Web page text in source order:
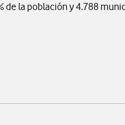
de la población y 4.788